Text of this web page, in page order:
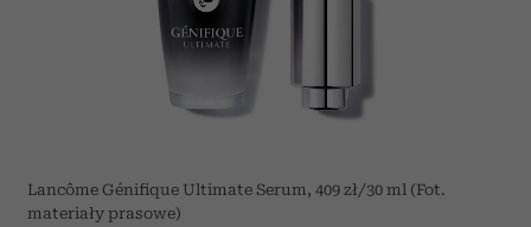
Lancôme Génifique Ultimate Serum, 409 zł/30 ml (Fot.
materiały prasowe)